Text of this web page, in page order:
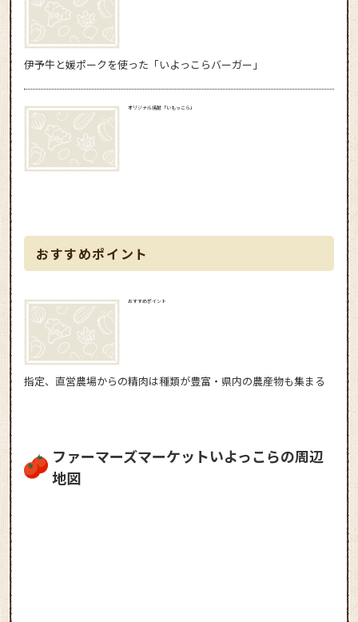
伊予牛と媛ポークを使った「いよっこらバーガー」
オリジナル焼酎「いもっこら」
おすすめポイント
おすすめポイント
指定、直営農場からの精肉は種類が豊富・県内の農産物も集まる
ファーマーズマーケットいよっこらの周辺
地図